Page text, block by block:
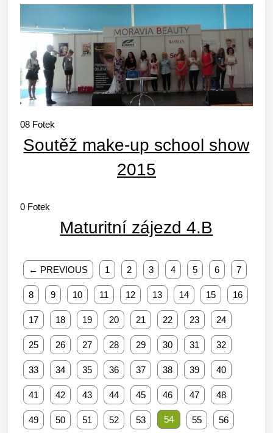
08 Fotek
Soutěž make-up school show
2015
0 Fotek
Maturitní zájezd 4.B
← PREVIOUS 1 2 3 4 5 6 7
8 9 10 11 12 13 14 15 16
17 18 19 20 21 22 23 24
25 26 27 28 29 30 31 32
33 34 35 36 37 38 39 40
41 42 43 44 45 46 47 48
49 50 51 52 53 54 55 56